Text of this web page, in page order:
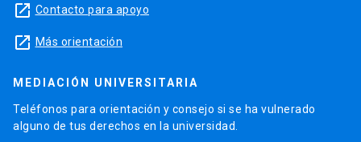
launch Contacto para apoyo
launch Más orientación
MEDIACIÓN UNIVERSITARIA
Teléfonos para orientación y consejo si se ha vulnerado
alguno de tus derechos en la universidad.